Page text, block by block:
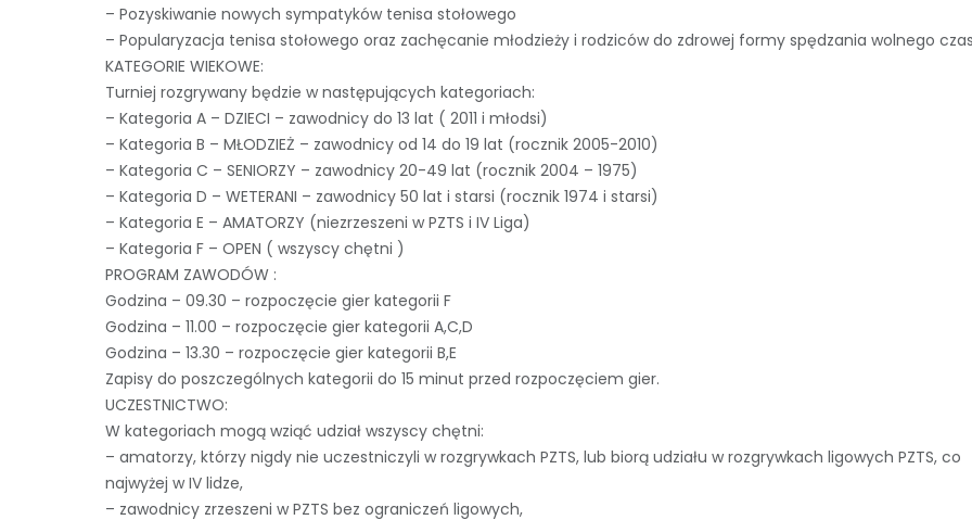
– Pozyskiwanie nowych sympatyków tenisa stołowego
– Popularyzacja tenisa stołowego oraz zachęcanie młodzieży i rodziców do zdrowej formy spędzania wolnego
KATEGORIE WIEKOWE:
Turniej rozgrywany będzie w następujących kategoriach:
– Kategoria A – DZIECI – zawodnicy do 13 lat ( 2011 i młodsi)
– Kategoria B – MŁODZIEŻ – zawodnicy od 14 do 19 lat (rocznik 2005-2010)
– Kategoria C – SENIORZY – zawodnicy 20-49 lat (rocznik 2004 – 1975)
– Kategoria D – WETERANI – zawodnicy 50 lat i starsi (rocznik 1974 i starsi)
– Kategoria E – AMATORZY (niezrzeszeni w PZTS i IV Liga)
– Kategoria F – OPEN ( wszyscy chętni )
PROGRAM ZAWODÓW :
Godzina – 09.30 – rozpoczęcie gier kategorii F
Godzina – 11.00 – rozpoczęcie gier kategorii A,C,D
Godzina – 13.30 – rozpoczęcie gier kategorii B,E
Zapisy do poszczególnych kategorii do 15 minut przed rozpoczęciem gier.
UCZESTNICTWO:
W kategoriach mogą wziąć udział wszyscy chętni:
– amatorzy, którzy nigdy nie uczestniczyli w rozgrywkach PZTS, lub biorą udziału w rozgrywkach ligowych PZTS, co
najwyżej w IV lidze,
– zawodnicy zrzeszeni w PZTS bez ograniczeń ligowych,